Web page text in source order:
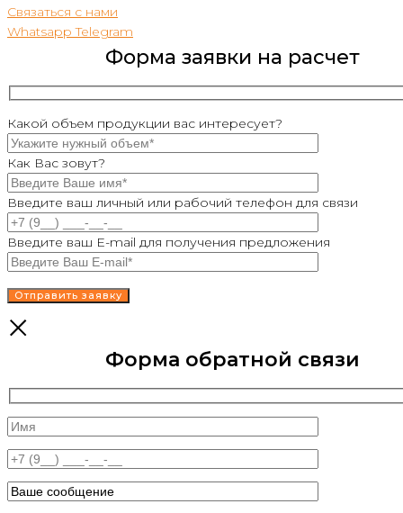
Связаться с нами
Whatsapp Telegram
Форма заявки на расчет
Какой объем продукции вас интересует?
Как Вас зовут?
Введите ваш личный или рабочий телефон для связи
Введите ваш E-mail для получения предложения
Форма обратной связи